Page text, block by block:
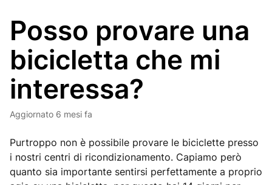
Posso provare una
bicicletta che mi
interessa?
Aggiornato 6 mesi fa
Purtroppo non è possibile provare le biciclette presso
i nostri centri di ricondizionamento. Capiamo però
quanto sia importante sentirsi perfettamente a proprio